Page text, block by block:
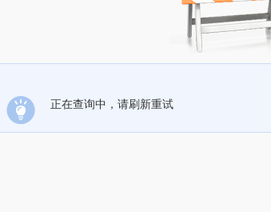
正在查询中，请刷新重试